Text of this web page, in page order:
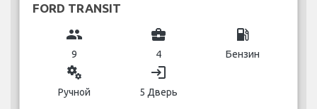
FORD TRANSIT
group
9
business_center
4
local_gas_station
Бензин
miscellaneous_services
Ручной
login
5 Дверь